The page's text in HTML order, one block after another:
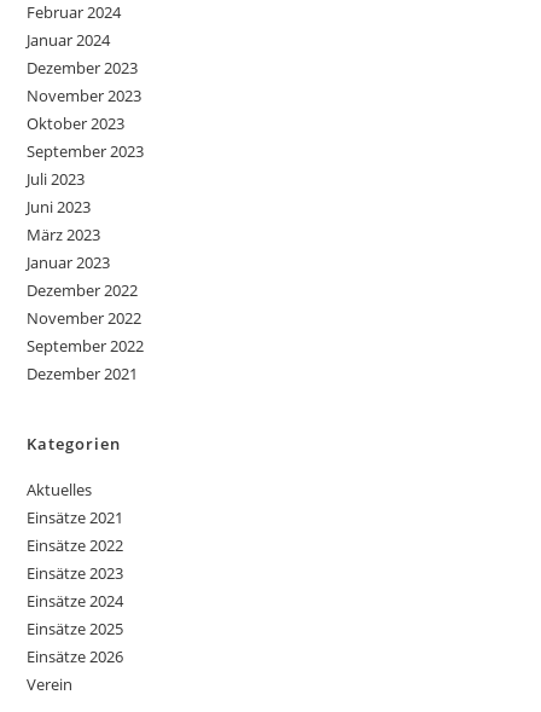
Februar 2024
Januar 2024
Dezember 2023
November 2023
Oktober 2023
September 2023
Juli 2023
Juni 2023
März 2023
Januar 2023
Dezember 2022
November 2022
September 2022
Dezember 2021
Kategorien
Aktuelles
Einsätze 2021
Einsätze 2022
Einsätze 2023
Einsätze 2024
Einsätze 2025
Einsätze 2026
Verein